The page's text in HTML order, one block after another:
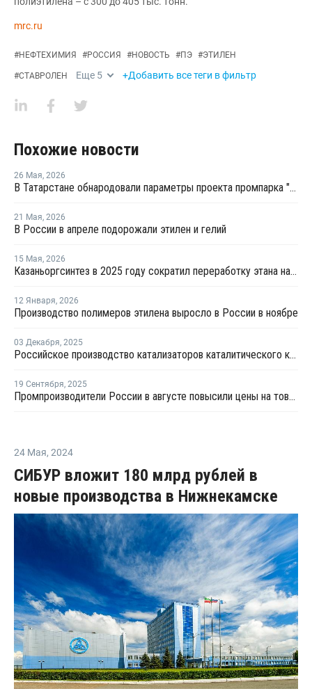
mrc.ru
#НЕФТЕХИМИЯ #РОССИЯ #НОВОСТЬ #ПЭ #ЭТИЛЕН
#СТАВРОЛЕН Еще 5 +Добавить все теги в фильтр
Похожие новости
26 Мая, 2026
В Татарстане обнародовали параметры проекта промпарка "Этилен-600"
21 Мая, 2026
В России в апреле подорожали этилен и гелий
15 Мая, 2026
Казаньоргсинтез в 2025 году сократил переработку этана на 5%, сжиженного газа – на 24%
12 Января, 2026
Производство полимеров этилена выросло в России в ноябре
03 Декабря, 2025
Российское производство катализаторов каталитического крекинга достигло 12 тыс. тонн в год
19 Сентября, 2025
Промпроизводители России в августе повысили цены на товары на 1,1%
24 Мая, 2024
СИБУР вложит 180 млрд рублей в
новые производства в Нижнекамске